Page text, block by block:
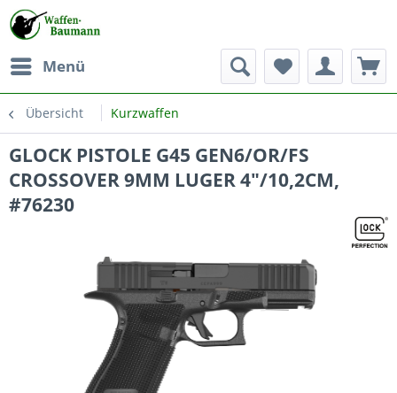
Menü
Übersicht Kurzwaffen
GLOCK PISTOLE G45 GEN6/OR/FS
CROSSOVER 9MM LUGER 4"/10,2CM,
#76230